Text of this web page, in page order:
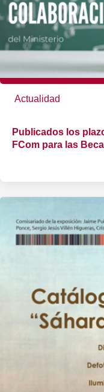
Actualidad
Publicados los
FCom para las